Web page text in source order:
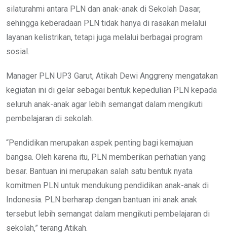
silaturahmi antara PLN dan anak-anak di Sekolah Dasar,
sehingga keberadaan PLN tidak hanya di rasakan melalui
layanan kelistrikan, tetapi juga melalui berbagai program
sosial.
Manager PLN UP3 Garut, Atikah Dewi Anggreny mengatakan
kegiatan ini di gelar sebagai bentuk kepedulian PLN kepada
seluruh anak-anak agar lebih semangat dalam mengikuti
pembelajaran di sekolah.
“Pendidikan merupakan aspek penting bagi kemajuan
bangsa. Oleh karena itu, PLN memberikan perhatian yang
besar. Bantuan ini merupakan salah satu bentuk nyata
komitmen PLN untuk mendukung pendidikan anak-anak di
Indonesia. PLN berharap dengan bantuan ini anak anak
tersebut lebih semangat dalam mengikuti pembelajaran di
sekolah,” terang Atikah.